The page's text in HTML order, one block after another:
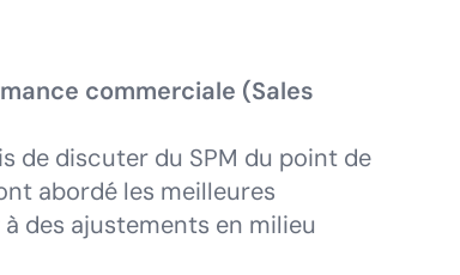
commerciale (Sales
de discuter du SPM du point de
abordé les meilleures
des ajustements en milieu